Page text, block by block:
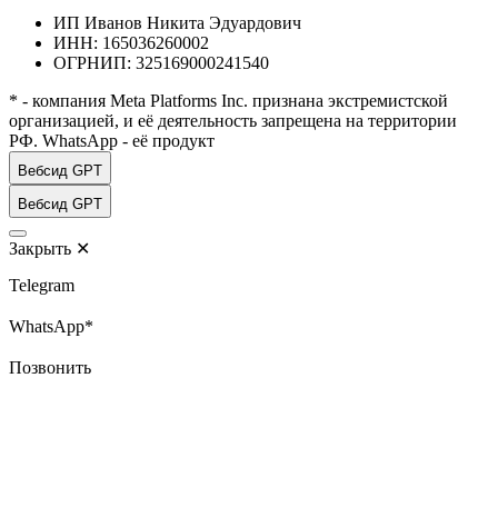
ИП Иванов Никита Эдуардович
ИНН: 165036260002
ОГРНИП: 325169000241540
* - компания Meta Platforms Inc. признана экстремистской
организацией, и её деятельность запрещена на территории
РФ. WhatsApp - её продукт
Вебсид GPT
Вебсид GPT
Закрыть ✕
Telegram
WhatsApp*
Позвонить